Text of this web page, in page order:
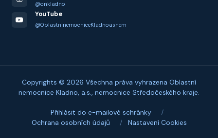
@onkladno
YouTube
@OblastninemocniceKladnoasnem
Copyrights © 2026 Všechna práva vyhrazena Oblastní
nemocnice Kladno, a.s., nemocnice Středočeského kraje.
Přihlásit do e-mailové schránky
/
Ochrana osobních údajů
/ Nastavení Cookies